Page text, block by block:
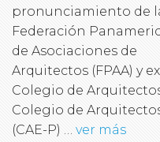
pronunciamiento de
Federación
de Asociaciones de
Arquitectos (FPAA) y
Colegio de
Colegio de
(CAE-P) … ver más